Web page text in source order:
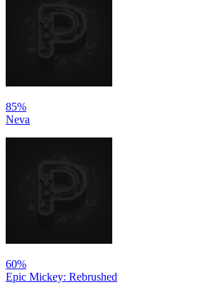
85%
Neva
60%
Epic Mickey: Rebrushed